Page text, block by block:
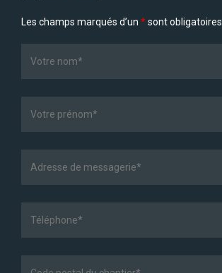
Les champs marqués d’un *sont obligatoires